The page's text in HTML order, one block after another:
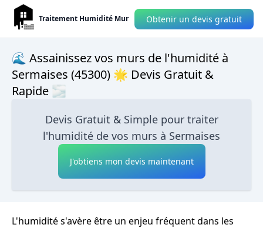
Traitement Humidité Mur Obtenir un devis gratuit
🌊 Assainissez vos murs de l'humidité à
Sermaises (45300) 🌟 Devis Gratuit &
Rapide 🌫
Devis Gratuit & Simple pour traiter
l'humidité de vos murs à Sermaises
J'obtiens mon devis maintenant
L'humidité s'avère être un enjeu fréquent dans les